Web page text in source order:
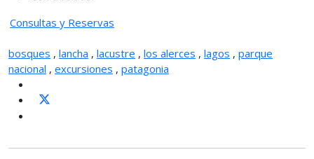
Consultas y Reservas
bosques , lancha , lacustre , los alerces , lagos , parque
nacional , excursiones , patagonia